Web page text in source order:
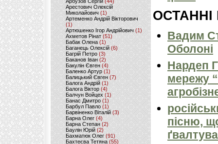
Арестович Олексій
Миколайович(1)
Артеменко Андрій Вікторович
(1)
Артюшенко Ігор Андрійович(1)
Ахметов Рінат(51)
Бабак Олена(1)
Баганець Олексій(6)
Багрій Петро (3)
Баканов Іван(2)
Бакулін Євген (4)
Баленко Артур(1)
Балицький Євген(7)
Балога Андрій (1)
Балога Віктор (4)
Балчун Войцех (1)
Банас Дмитро (1)
Барбул Павло(1)
Барвіненко Віталій(3)
Барна Олег (4)
Барна Степан (2)
Баулін Юрій (2)
Бахматюк Олег (91)
Бахтеєва Тетяна(55)
ОСТАННІ
Вадим
Оболоні
Нардеп
мережу
пісню,